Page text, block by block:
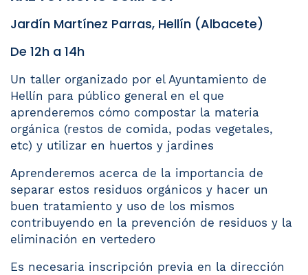
Jardín Martínez Parras, Hellín (Albacete)
De 12h a 14h
Un taller organizado por el Ayuntamiento de
Hellín para público general en el que
aprenderemos cómo compostar la materia
orgánica (restos de comida, podas vegetales,
etc) y utilizar en huertos y jardines
Aprenderemos acerca de la importancia de
separar estos residuos orgánicos y hacer un
buen tratamiento y uso de los mismos
contribuyendo en la prevención de residuos y la
eliminación en vertedero
Es necesaria inscripción previa en la dirección